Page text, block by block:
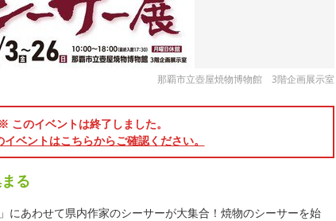
那覇市立壺屋焼物博物館 3階企画展示室
※ このイベントは終了しました。
イベントはこちらからご確認ください。
る
にあわせて県内作家のシーサーが大集合！焼物のシーサーを始